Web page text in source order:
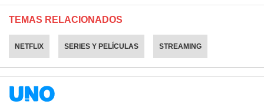
TEMAS RELACIONADOS
NETFLIX SERIES Y PELÍCULAS STREAMING